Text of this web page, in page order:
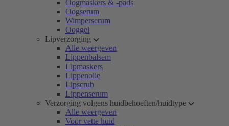
Oogmaskers & -pads
Oogserum
Wimperserum
Ooggel
Lipverzorging
Alle weergeven
Lippenbalsem
Lipmaskers
Lippenolie
Lipscrub
Lippenserum
Verzorging volgens huidbehoeften/huidtype
Alle weergeven
Voor vette huid